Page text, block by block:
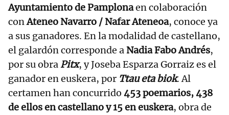
Ayuntamiento de Pamplonaen colaboración
conAteneo Navarro / Nafar Ateneoa, conoce ya
a sus ganadores. En la modalidad de castellano,
el galardón corresponde a Nadia Fabo Andrés,
por su obraPitx, y Joseba Esparza Gorraiz es el
ganador en euskera, por Ttau eta biok. Al
certamen han concurrido 453 poemarios, 438
de ellos en castellano y 15 en euskera, obra de